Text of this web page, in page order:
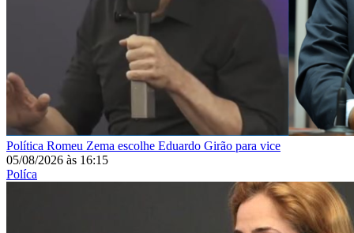
Política Romeu Zema escolhe Eduardo Girão para vice
05/08/2026 às 16:15
Políca